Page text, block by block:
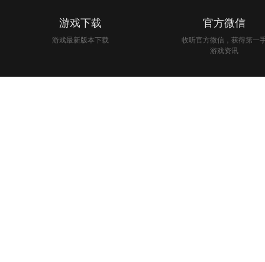
游戏下载
游戏最新版本下载
官方微信
收听官方微信，获得第一
游戏资讯